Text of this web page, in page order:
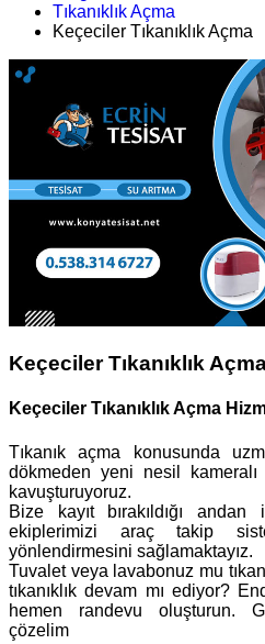
Tıkanıklık Açma
Keçeciler Tıkanıklık Açma
Keçeciler Tıkanıklık
Keçeciler Tıkanıklık Açma
Tıkanık açma konusunda
dökmeden yeni nesil
kavuşturuyoruz.
Bize kayıt bırakıldığı
ekiplerimizi araç takip
yönlendirmesini sağlamaktayız.
Tuvalet veya lavabonuz mu
tıkanıklık devam mı ediyor?
hemen randevu oluşturun.
çözelim